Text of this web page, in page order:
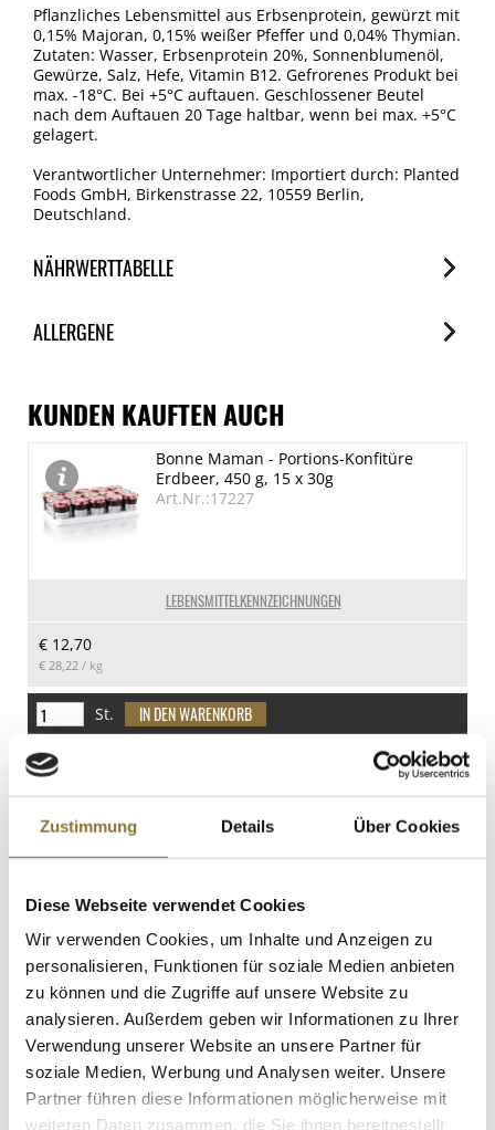
Zustimmung Details Über Cookies
Diese Webseite verwendet Cookies
Wir verwenden Cookies, um Inhalte und Anzeigen zu
personalisieren, Funktionen für soziale Medien anbieten
zu können und die Zugriffe auf unsere Website zu
analysieren. Außerdem geben wir Informationen zu Ihrer
Verwendung unserer Website an unsere Partner für
soziale Medien, Werbung und Analysen weiter. Unsere
Partner führen diese Informationen möglicherweise mit
weiteren Daten zusammen, die Sie ihnen bereitgestellt
Pflanzliches Lebensmittel aus Erbsenprotein, gewürzt mit
0,15% Majoran, 0,15% weißer Pfeffer und 0,04% Thymian.
Zutaten: Wasser, Erbsenprotein 20%, Sonnenblumenöl,
Gewürze, Salz, Hefe, Vitamin B12. Gefrorenes Produkt bei
max. -18°C. Bei +5°C auftauen. Geschlossener Beutel
nach dem Auftauen 20 Tage haltbar, wenn bei max. +5°C
gelagert.
Verantwortlicher Unternehmer: Importiert durch: Planted
Foods GmbH, Birkenstrasse 22, 10559 Berlin,
Deutschland.
NÄHRWERTTABELLE
je 100g
Fett
14 g
davon gesättigte Fettsäuren
1.9 g
0.3 g
Eiweiß
1.7 g
Salz
1.7 g
ALLERGENE
Spuren / Enthalten
Glutenhaltige Getreide
Enthalten
KUNDEN KAUFTEN AUCH
LEBENSMITTELKENNZEICHNUNGEN
Bonne Maman - Portions-Konfitüre
Erdbeer, 450 g, 15 x 30g
Art.Nr.:17227
€ 12,70
€ 28,22 / kg
St.
LEBENSMITTELKENNZEICHNUNGEN
Art.Nr.:47874
€ 12,97
St.
Tofu, fest, natur, vantastic, BIO, 200 g
Art.Nr.:64920